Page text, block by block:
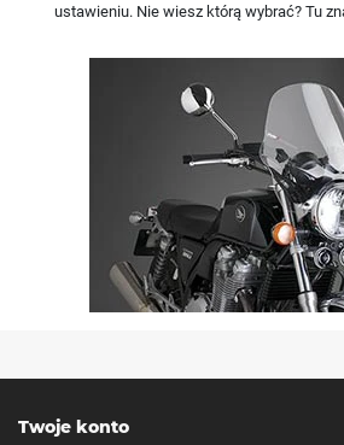
ustawieniu. Nie wiesz którą wybrać? Tu
Twoje konto